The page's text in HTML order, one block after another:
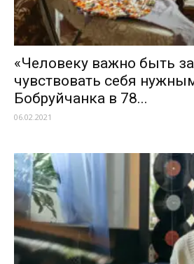
«Человеку важно быть
чувствовать себя
Бобруйчанка в 78...
06.02.2021